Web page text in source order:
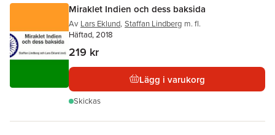
Miraklet Indien och dess baksida
Av Lars Eklund, Staffan Lindberg m. fl.
Häftad, 2018
219 kr
Lägg i varukorg
Skickas